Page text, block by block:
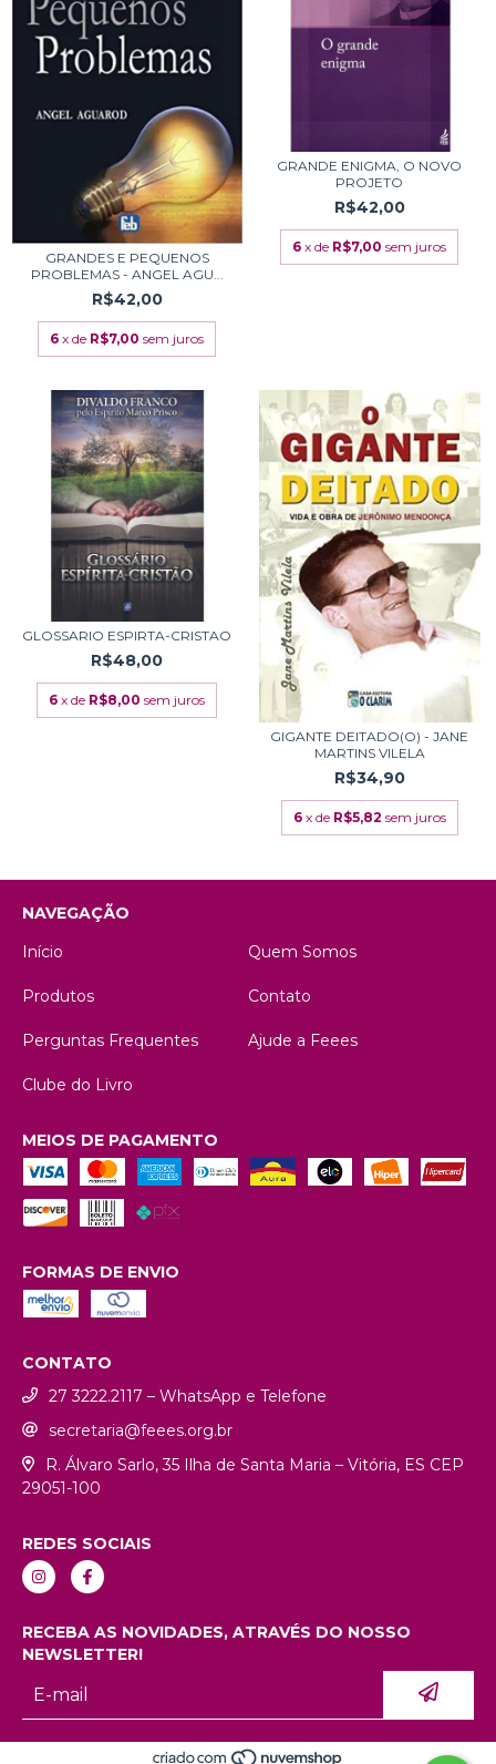
GRANDES E PEQUENOS
PROBLEMAS - ANGEL AGU...
R$42,00
6 x de R$7,00 sem juros
GRANDE ENIGMA, O NOVO
PROJETO
R$42,00
6 x de R$7,00 sem juros
GLOSSARIO ESPIRTA-CRISTAO
R$48,00
6 x de R$8,00 sem juros
GIGANTE DEITADO(O) - JANE
MARTINS VILELA
R$34,90
6 x de R$5,82 sem juros
NAVEGAÇÃO
Início
Quem Somos
Produtos Contato
Perguntas Frequentes Ajude a Feees
Clube do Livro
MEIOS DE PAGAMENTO
FORMAS DE ENVIO
CONTATO
27 3222.2117 – WhatsApp e Telefone
secretaria@feees.org.br
R. Álvaro Sarlo, 35 Ilha de Santa Maria – Vitória, ES CEP
29051-100
REDES SOCIAIS
RECEBA AS NOVIDADES, ATRAVÉS DO NOSSO
NEWSLETTER!